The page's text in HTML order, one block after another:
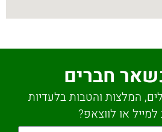
חברים
המלצות והטבות בלעדיות
למייל או לווצאפ?